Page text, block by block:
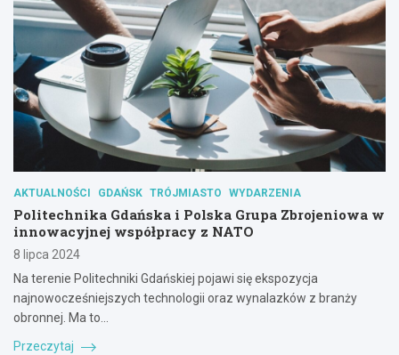
AKTUALNOŚCI GDAŃSK TRÓJMIASTO WYDARZENIA
Politechnika Gdańska i Polska Grupa Zbrojeniowa w
innowacyjnej współpracy z NATO
8 lipca 2024
Na terenie Politechniki Gdańskiej pojawi się ekspozycja
najnowocześniejszych technologii oraz wynalazków z branży
obronnej. Ma to…
Przeczytaj